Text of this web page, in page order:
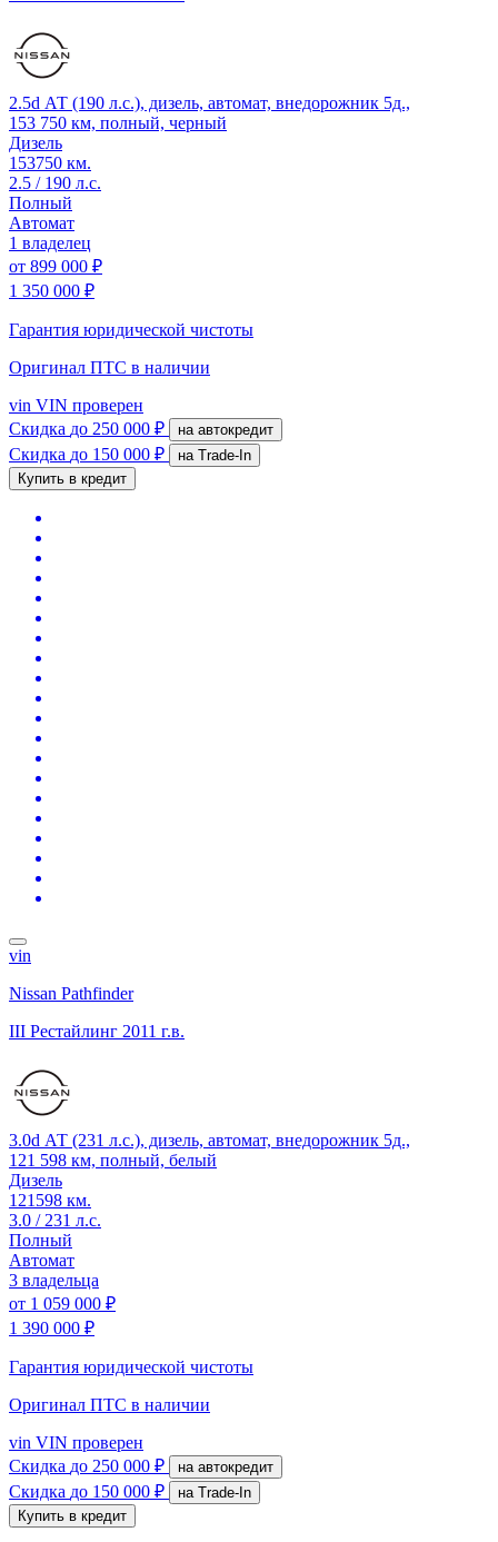
2.5d АТ (190 л.с.), дизель, автомат, внедорожник 5д.,
153 750 км, полный, черный
Дизель
153750 км.
2.5 / 190 л.с.
Полный
Автомат
1 владелец
от 899 000 ₽
1 350 000 ₽
Гарантия юридической чистоты
Оригинал ПТС в наличии
vin VIN проверен
Скидка до 250 000 ₽ на автокредит
Скидка до 150 000 ₽
на Trade-In
Купить в кредит
vin
Nissan Pathfinder
III Рестайлинг 2011 г.в.
3.0d АТ (231 л.с.), дизель, автомат, внедорожник 5д.,
121 598 км, полный, белый
Дизель
121598 км.
3.0 / 231 л.с.
Полный
Автомат
3 владельца
от 1 059 000 ₽
1 390 000 ₽
Гарантия юридической чистоты
Оригинал ПТС в наличии
vin VIN проверен
Скидка до 250 000 ₽ на автокредит
Скидка до 150 000 ₽
на Trade-In
Купить в кредит